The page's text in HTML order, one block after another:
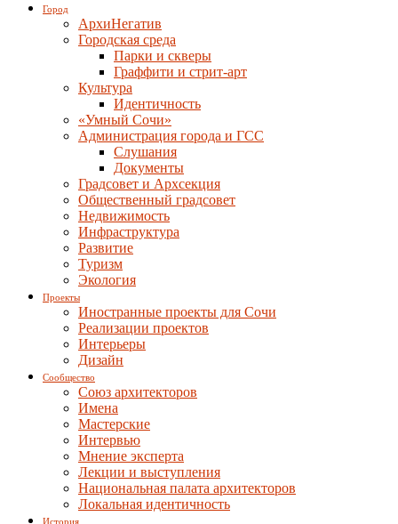
Город
АрхиНегатив
Городская среда
Парки и скверы
Граффити и стрит-арт
Культура
Идентичность
«Умный Сочи»
Администрация города и ГСС
Слушания
Документы
Градсовет и Архсекция
Общественный градсовет
Недвижимость
Инфраструктура
Развитие
Туризм
Экология
Проекты
Иностранные проекты для Сочи
Реализации проектов
Интерьеры
Дизайн
Сообщество
Союз архитекторов
Имена
Мастерские
Интервью
Мнение эксперта
Лекции и выступления
Национальная палата архитекторов
Локальная идентичность
История